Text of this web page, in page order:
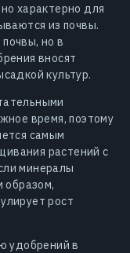
характерно для
из почвы.
но в
вносят
культур.
время, поэтому
самым
растений с
минералы
образом,
рост
удобрений в